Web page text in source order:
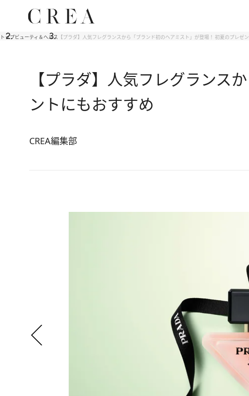
トップビューティ＆ヘルス 【プラダ】人気フレグランスから「ブランド初のヘアミスト」が登場！ 初夏のプレゼ
【プラダ】人気フレグランス
ントにもおすすめ
CREA編集部